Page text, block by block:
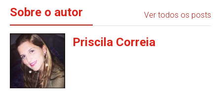
Sobre o autor Ver todos os posts
Priscila Correia